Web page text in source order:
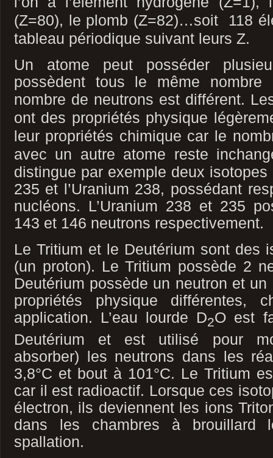
(Z=80), le plomb (Z=82)…soit 118
tableau périodique suivant leurs Z.
Un atome peut posséder
possèdent tous le même
nombre de neutrons est différent.
ont des propriétés physique
leur propriétés chimique car le
avec un autre atome reste
distingue par exemple deux isotopes
235 et l’Uranium 238, possédant
nucléons. L’Uranium 238 et 235
143 et 146 neutrons respectivement.
Le Tritium et le Deutérium sont des
(un proton). Le Tritium possède 2
Deutérium possède un neutron et
propriétés physique différentes,
application. L’eau lourde D2O est
Deutérium et est utilisé pour
absorber) les neutrons dans les
3,8°C et bout à 101°C. Le Tritium
car il est radioactif. Lorsque ces
électron, ils deviennent les ions
dans les chambres à brouillard
spallation.